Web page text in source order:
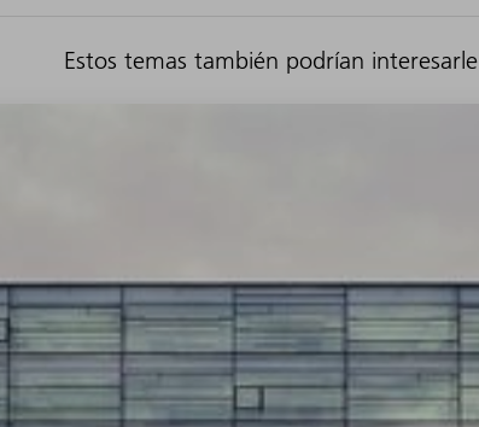
Estos temas también podrían interesarle